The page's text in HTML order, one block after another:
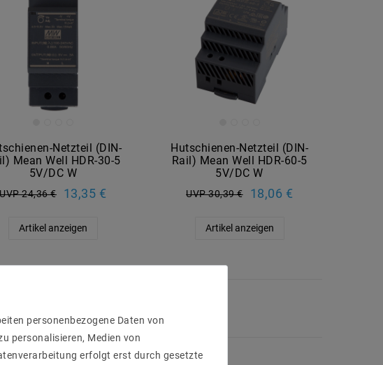
Netzteil (DIN-
Mean Well HDR-30-5
5V/DC W
UVP 24,36 € 13,35 €
Artikel anzeigen
Hutschienen-Netzteil (DIN-
Rail) Mean Well HDR-60-5
5V/DC W
UVP 30,39 € 18,06 €
Artikel anzeigen
personenbezogene Daten von
personalisieren, Medien von
erfolgt erst durch gesetzte